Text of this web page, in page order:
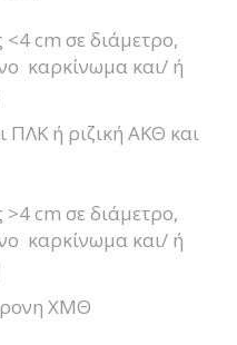
<4 cm σε διάμετρο,
καρκίνωμα και/ ή
ΠΛΚ ή ριζική ΑΚΘ και
>4 cm σε διάμετρο,
καρκίνωμα και/ ή
ΧΜΘ